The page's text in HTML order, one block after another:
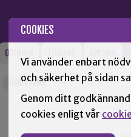
COOKIES
Vi använder enbart
och säkerhet på sidan
Genom ditt
cookies enligt vår
OPINION
ASKERSUND +